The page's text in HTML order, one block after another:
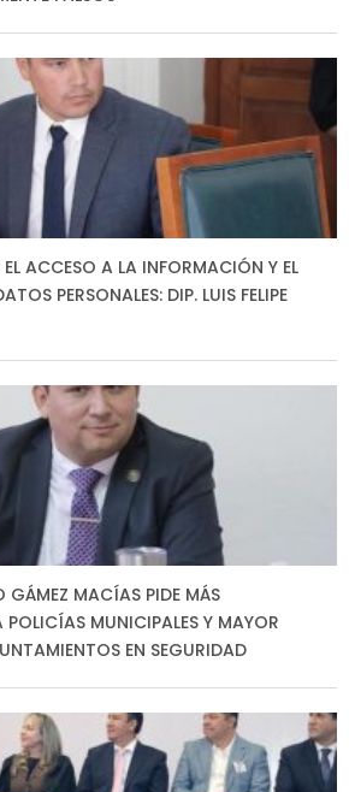
ACCESO A LA INFORMACIÓN Y EL
PERSONALES: DIP. LUIS FELIPE
GÁMEZ MACÍAS PIDE MÁS
MUNICIPALES Y MAYOR
EN SEGURIDAD